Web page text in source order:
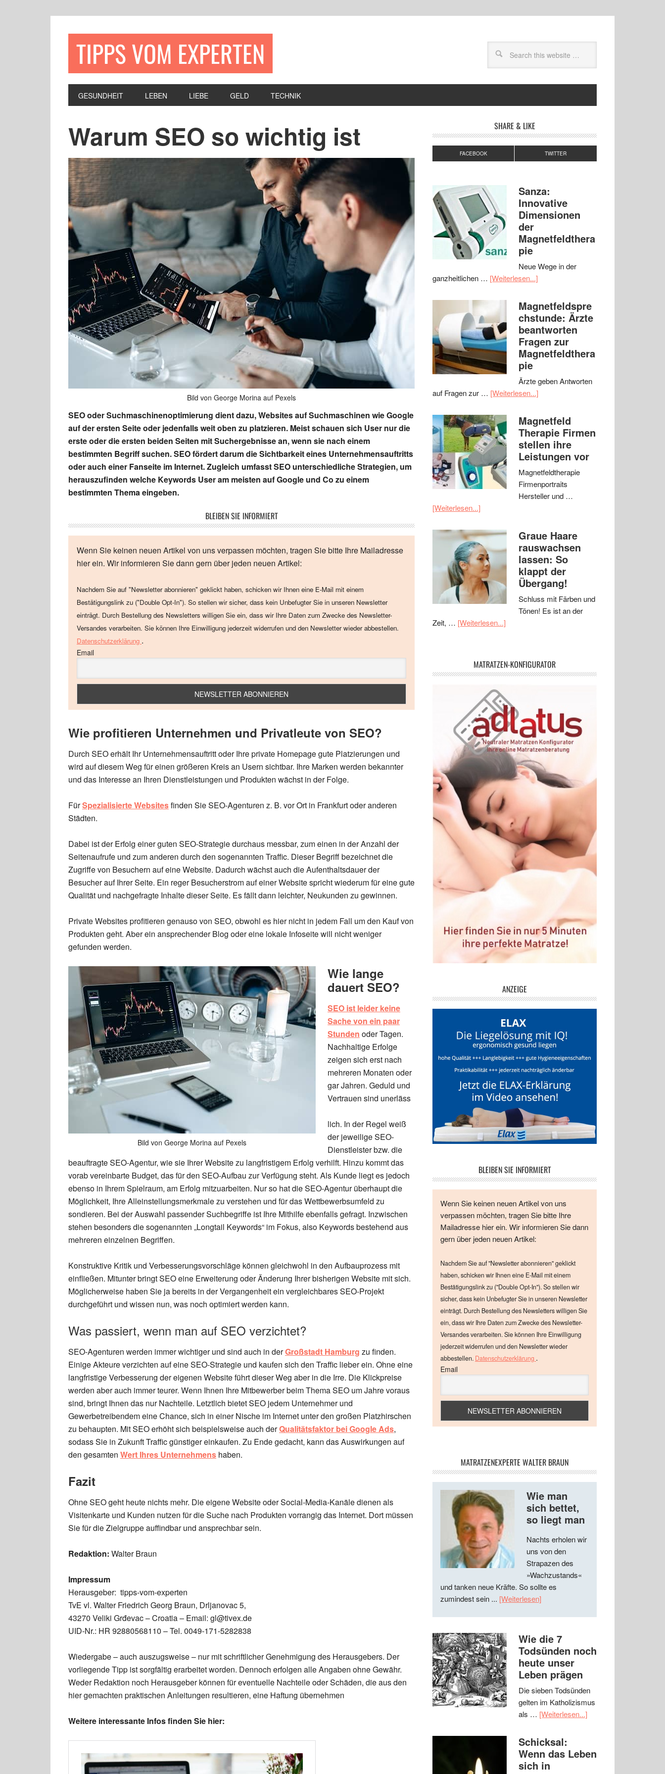
TIPPS VOM EXPERTEN
GESUNDHEIT LEBEN LIEBE GELD TECHNIK
Warum SEO so wichtig ist
Bild von George Morina auf Pexels
SEO oder Suchmaschinenoptimierung dient dazu, Websites auf Suchmaschinen wie Google
auf der ersten Seite oder jedenfalls weit oben zu platzieren. Meist schauen sich User nur die
erste oder die ersten beiden Seiten mit Suchergebnisse an, wenn sie nach einem
bestimmten Begriff suchen. SEO fördert darum die Sichtbarkeit eines Unternehmensauftritts
oder auch einer Fanseite im Internet. Zugleich umfasst SEO unterschiedliche Strategien, um
herauszufinden welche Keywords User am meisten auf Google und Co zu einem
bestimmten Thema eingeben.
BLEIBEN SIE INFORMIERT
Wenn Sie keinen neuen Artikel von uns verpassen möchten, tragen Sie bitte Ihre Mailadresse
hier ein. Wir informieren Sie dann gern über jeden neuen Artikel:
Nachdem Sie auf "Newsletter abonnieren" geklickt haben, schicken wir Ihnen eine E-Mail mit einem
Bestätigungslink zu ("Double Opt-In"). So stellen wir sicher, dass kein Unbefugter Sie in unseren Newsletter
einträgt. Durch Bestellung des Newsletters willigen Sie ein, dass wir Ihre Daten zum Zwecke des Newsletter-
Versandes verarbeiten. Sie können Ihre Einwilligung jederzeit widerrufen und den Newsletter wieder abbestellen.
Datenschutzerklärung .
Email
Wie profitieren Unternehmen und Privatleute von SEO?
Durch SEO erhält Ihr Unternehmensauftritt oder Ihre private Homepage gute Platzierungen und
wird auf diesem Weg für einen größeren Kreis an Usern sichtbar. Ihre Marken werden bekannter
und das Interesse an Ihren Dienstleistungen und Produkten wächst in der Folge.
FürSpezialisierte Websitesfinden Sie SEO-Agenturen z. B. vor Ort in Frankfurt oder anderen
Städten.
Dabei ist der Erfolg einer guten SEO-Strategie durchaus messbar, zum einen in der Anzahl der
Seitenaufrufe und zum anderen durch den sogenannten Traffic. Dieser Begriff bezeichnet die
Zugriffe von Besuchern auf eine Website. Dadurch wächst auch die Aufenthaltsdauer der
Besucher auf Ihrer Seite. Ein reger Besucherstrom auf einer Website spricht wiederum für eine gute
Qualität und nachgefragte Inhalte dieser Seite. Es fällt dann leichter, Neukunden zu gewinnen.
Private Websites profitieren genauso von SEO, obwohl es hier nicht in jedem Fall um den Kauf von
Produkten geht. Aber ein ansprechender Blog oder eine lokale Infoseite will nicht weniger
gefunden werden.
Bild von George Morina auf Pexels
Wie lange
dauert SEO?
SEO ist leider keine
Sache von ein paar
Stunden oder Tagen.
Nachhaltige Erfolge
zeigen sich erst nach
mehreren Monaten oder
gar Jahren. Geduld und
Vertrauen sind unerläss
lich. In der Regel weiß
der jeweilige SEO-
Dienstleister bzw. die
beauftragte SEO-Agentur, wie sie Ihrer Website zu langfristigem Erfolg verhilft. Hinzu kommt das
vorab vereinbarte Budget, das für den SEO-Aufbau zur Verfügung steht. Als Kunde liegt es jedoch
ebenso in Ihrem Spielraum, am Erfolg mitzuarbeiten. Nur so hat die SEO-Agentur überhaupt die
Möglichkeit, Ihre Alleinstellungsmerkmale zu verstehen und für das Wettbewerbsumfeld zu
sondieren. Bei der Auswahl passender Suchbegriffe ist Ihre Mithilfe ebenfalls gefragt. Inzwischen
stehen besonders die sogenannten „Longtail Keywords“ im Fokus, also Keywords bestehend aus
mehreren einzelnen Begriffen.
Konstruktive Kritik und Verbesserungsvorschläge können gleichwohl in den Aufbauprozess mit
einfließen. Mitunter bringt SEO eine Erweiterung oder Änderung Ihrer bisherigen Website mit sich.
Möglicherweise haben Sie ja bereits in der Vergangenheit ein vergleichbares SEO-Projekt
durchgeführt und wissen nun, was noch optimiert werden kann.
Was passiert, wenn man auf SEO verzichtet?
SEO-Agenturen werden immer wichtiger und sind auch in derGroßstadt Hamburg zu finden.
Einige Akteure verzichten auf eine SEO-Strategie und kaufen sich den Traffic lieber ein. Ohne eine
langfristige Verbesserung der eigenen Website führt dieser Weg aber in die Irre. Die Klickpreise
werden aber auch immer teurer. Wenn Ihnen Ihre Mitbewerber beim Thema SEO um Jahre voraus
sind, bringt Ihnen das nur Nachteile. Letztlich bietet SEO jedem Unternehmer und
Gewerbetreibendem eine Chance, sich in einer Nische im Internet unter den großen Platzhirschen
zu behaupten. Mit SEO erhöht sich beispielsweise auch derQualitätsfaktor bei Google Ads,
sodass Sie in Zukunft Traffic günstiger einkaufen. Zu Ende gedacht, kann das Auswirkungen auf
den gesamten Wert Ihres Unternehmens haben.
Fazit
Ohne SEO geht heute nichts mehr. Die eigene Website oder Social-Media-Kanäle dienen als
Visitenkarte und Kunden nutzen für die Suche nach Produkten vorrangig das Internet. Dort müssen
Sie für die Zielgruppe auffindbar und ansprechbar sein.
Redaktion: Walter Braun
Impressum
Herausgeber: tipps-vom-experten
TvE vl. Walter Friedrich Georg Braun, Drljanovac 5,
43270 Veliki Grđevac – Croatia – Email: gl@tivex.de
UID-Nr.: HR 92880568110 – Tel. 0049-171-5282838
Wiedergabe – auch auszugsweise – nur mit schriftlicher Genehmigung des Herausgebers. Der
vorliegende Tipp ist sorgfältig erarbeitet worden. Dennoch erfolgen alle Angaben ohne Gewähr.
Weder Redaktion noch Herausgeber können für eventuelle Nachteile oder Schäden, die aus den
hier gemachten praktischen Anleitungen resultieren, eine Haftung übernehmen
Weitere interessante Infos finden Sie hier:
SHARE & LIKE
FACEBOOK TWITTER
Sanza:
Innovative
Dimensionen
der
Magnetfeldthera
pie
Neue Wege in der
ganzheitlichen … [Weiterlesen...]
Magnetfeldspre
chstunde: Ärzte
beantworten
Fragen zur
Magnetfeldthera
pie
Ärzte geben Antworten
auf Fragen zur … [Weiterlesen...]
Magnetfeld
Therapie Firmen
stellen ihre
Leistungen vor
Magnetfeldtherapie
Firmenportraits
Hersteller und …
[Weiterlesen...]
Graue Haare
rauswachsen
lassen: So
klappt der
Übergang!
Schluss mit Färben und
Tönen! Es ist an der
Zeit, … [Weiterlesen...]
MATRATZEN-KONFIGURATOR
ANZEIGE
BLEIBEN SIE INFORMIERT
Wenn Sie keinen neuen Artikel von uns
verpassen möchten, tragen Sie bitte Ihre
Mailadresse hier ein. Wir informieren Sie dann
gern über jeden neuen Artikel:
Nachdem Sie auf "Newsletter abonnieren" geklickt
haben, schicken wir Ihnen eine E-Mail mit einem
Bestätigungslink zu ("Double Opt-In"). So stellen wir
sicher, dass kein Unbefugter Sie in unseren Newsletter
einträgt. Durch Bestellung des Newsletters willigen Sie
ein, dass wir Ihre Daten zum Zwecke des Newsletter-
Versandes verarbeiten. Sie können Ihre Einwilligung
jederzeit widerrufen und den Newsletter wieder
abbestellen. Datenschutzerklärung .
Email
MATRATZENEXPERTE WALTER BRAUN
Wie man
sich bettet,
so liegt man
Nachts erholen wir
uns von den
Strapazen des
»Wachzustands«
und tanken neue Kräfte. So sollte es
zumindest sein ... [Weiterlesen]
Wie die 7
Todsünden noch
heute unser
Leben prägen
Die sieben Todsünden
gelten im Katholizismus
als … [Weiterlesen...]
Schicksal:
Wenn das Leben
sich in